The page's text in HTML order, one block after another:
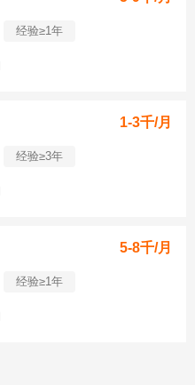
经验≥1年
1-3千/月
经验≥3年
5-8千/月
经验≥1年